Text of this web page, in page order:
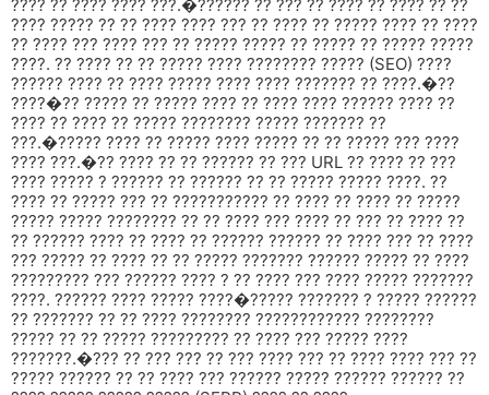
???? ?? ???? ???? ???.�?????? ?? ??? ?? ???? ?? ???? ?? ??
???? ????? ?? ?? ???? ???? ??? ?? ???? ?? ????? ???? ?? ????
?? ???? ??? ???? ??? ?? ????? ????? ?? ????? ?? ????? ?????
????. ?? ???? ?? ?? ????? ???? ???????? ????? (SEO) ????
?????? ???? ?? ???? ????? ???? ???? ??????? ?? ????.�??
????�?? ????? ?? ????? ???? ?? ???? ???? ?????? ???? ??
???? ?? ???? ?? ????? ???????? ????? ??????? ??
???.�????? ???? ?? ????? ???? ????? ?? ?? ????? ??? ????
???? ???.�?? ???? ?? ?? ?????? ?? ??? URL ?? ???? ?? ???
???? ????? ? ?????? ?? ?????? ?? ?? ????? ????? ????. ??
???? ?? ????? ??? ?? ??????????? ?? ???? ?? ???? ?? ?????
????? ????? ???????? ?? ?? ???? ??? ???? ?? ??? ?? ???? ??
?? ?????? ???? ?? ???? ?? ?????? ?????? ?? ???? ??? ?? ????
??? ????? ?? ???? ?? ?? ????? ??????? ?????? ????? ?? ????
????????? ??? ?????? ???? ? ?? ???? ??? ???? ????? ???????
????. ?????? ???? ????? ????�????? ??????? ? ????? ??????
?? ??????? ?? ?? ???? ???????? ???????????? ????????
????? ?? ?? ????? ????????? ?? ???? ??? ????? ????
???????.�??? ?? ??? ??? ?? ??? ???? ??? ?? ???? ???? ??? ??
????? ?????? ?? ?? ???? ??? ?????? ????? ?????? ?????? ??